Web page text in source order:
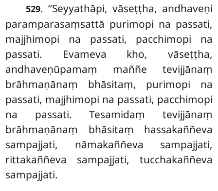
529. ‘‘Seyyathāpi, vāseṭṭha, andhaveṇi
paramparasaṃsattā purimopi na passati,
majjhimopi na passati, pacchimopi na
passati. Evameva kho, vāseṭṭha,
andhaveṇūpamaṃ maññe tevijjānaṃ
brāhmaṇānaṃ bhāsitaṃ, purimopi na
passati, majjhimopi na passati, pacchimopi
na passati. Tesamidaṃ tevijjānaṃ
brāhmaṇānaṃ bhāsitaṃ hassakaññeva
sampajjati, nāmakaññeva sampajjati,
rittakaññeva sampajjati, tucchakaññeva
sampajjati.